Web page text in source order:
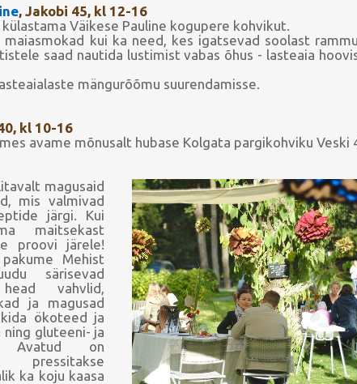
, Jakobi 45, kl 12-16
Väikese Pauline kogupere kohvikut.
kui ka need, kes igatsevad soolast
saad nautida lustimist vabas õhus - lasteaia
mängurõõmu suurendamisse.
kl 10-16
avame mõnusalt hubase Kolgata pargikohviku Veski
magusaid
mis valmivad
järgi. Kui
maitsekast
proovi järele!
Mehist
särisevad
vahvlid,
ja magusad
ökoteed ja
ning gluteeni- ja
Avatud on
ka koju kaasa